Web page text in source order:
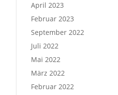
April 2023
Februar 2023
September 2022
Juli 2022
Mai 2022
März 2022
Februar 2022